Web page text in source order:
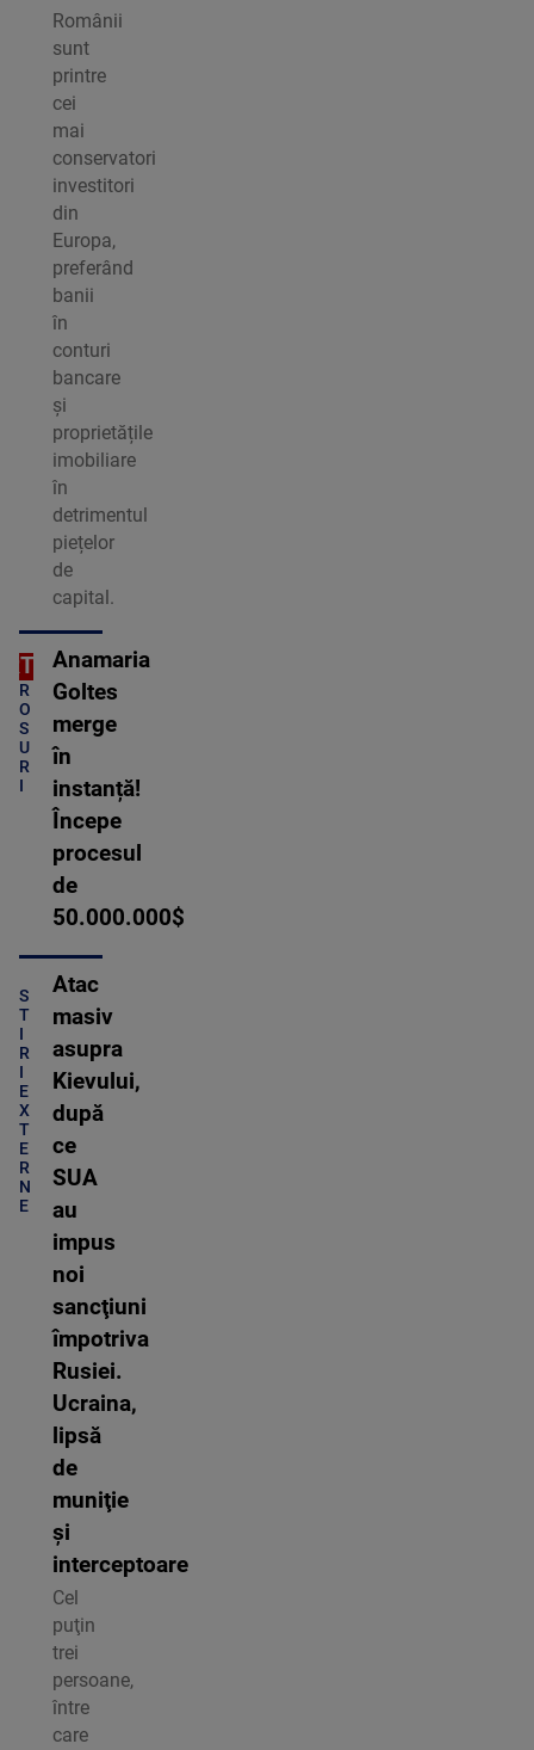
Românii
sunt
printre
cei
mai
conservatori
investitori
din
Europa,
preferând
banii
în
conturi
bancare
și
proprietățile
imobiliare
în
detrimentul
piețelor
de
capital.
C
R
O
S
U
R
I
Anamaria
Goltes
merge
în
instanță!
Începe
procesul
de
50.000.000$
S
T
I
R
I
E
X
T
E
R
N
E
Atac
masiv
asupra
Kievului,
după
ce
SUA
au
impus
noi
sancţiuni
împotriva
Rusiei.
Ucraina,
lipsă
de
muniţie
şi
interceptoare
Cel
puţin
trei
persoane,
între
care